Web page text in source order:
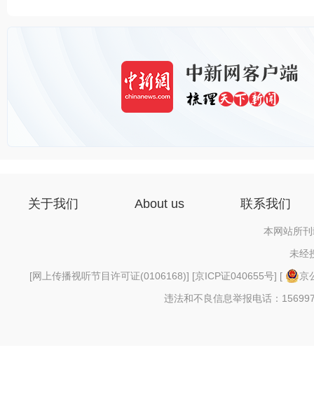
关于我们 About us 联系我们
本网站所
未经
[网上传播视听节目许可证(0106168)] [京ICP证040655号] [
京
违法和不良信息举报电话：